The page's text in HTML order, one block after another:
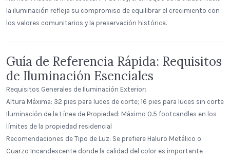
la iluminación refleja su compromiso de equilibrar el crecimiento con
los valores comunitarios y la preservación histórica.
Guía de Referencia Rápida: Requisitos
de Iluminación Esenciales
Requisitos Generales de Iluminación Exterior:
Altura Máxima: 32 pies para luces de corte; 16 pies para luces sin corte
Iluminación de la Línea de Propiedad: Máximo 0.5 footcandles en los
límites de la propiedad residencial
Recomendaciones de Tipo de Luz: Se prefiere Haluro Metálico o
Cuarzo Incandescente donde la calidad del color es importante